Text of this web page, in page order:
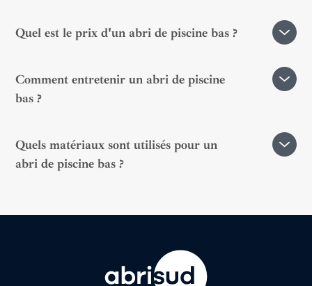
Certains modèles permettent de nager en position semi-
ouverte. Toutefois, l'espace est plus restreint qu'avec un
Quel est le prix d'un abri de piscine bas ?
Le prix varie selon les matériaux, les dimensions et les
options choisies. Contactez Abrisud pour un devis
personnalisé. Il existe des modèles motorisés et
Comment entretenir un abri de piscine
bas ?
Un simple nettoyage avec de l'eau savonneuse et une
éponge douce permet de conserver son état. Il est aussi
conseillé de vérifier régulièrement les rails et les
Quels matériaux sont utilisés pour un
abri de piscine bas ?